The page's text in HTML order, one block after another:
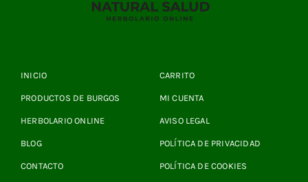
INICIO
PRODUCTOS DE BURGOS
HERBOLARIO ONLINE
BLOG
CONTACTO
CARRITO
MI CUENTA
AVISO LEGAL
POLÍTICA DE PRIVACIDAD
POLÍTICA DE COOKIES